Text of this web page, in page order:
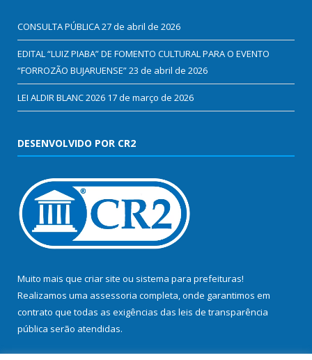
CONSULTA PÚBLICA27 de abril de 2026
EDITAL “LUIZ PIABA” DE FOMENTO CULTURAL PARA O EVENTO
“FORROZÃO BUJARUENSE”23 de abril de 2026
LEI ALDIR BLANC 2026 17 de março de 2026
DESENVOLVIDO POR CR2
Muito mais que criar site ou sistema para prefeituras!
Realizamos uma assessoria completa, onde garantimos em
contrato que todas as exigências das leis de transparência
pública serão atendidas.